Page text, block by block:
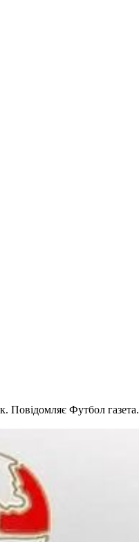
Повідомляє Футбол газета.